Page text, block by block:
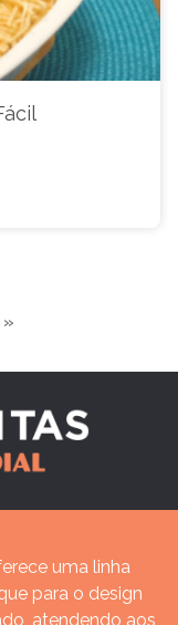
»
uma linha
para o design
atendendo aos